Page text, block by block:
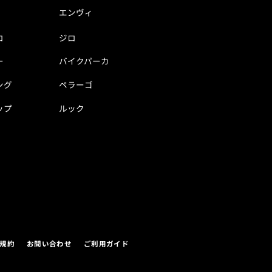
エンヴィ
ジロ
バイクパーカ
グ
ペラーゴ
プ
ルック
約 お問い合わせ ご利用ガイド